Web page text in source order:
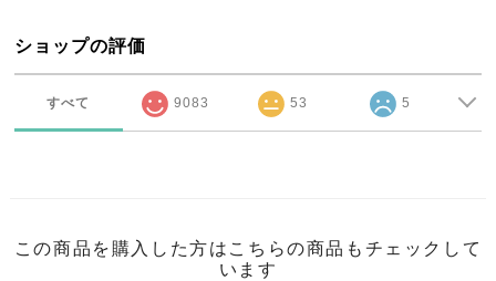
ショップの評価
すべて 9083 53 5
この商品を購入した方はこちらの商品もチェックして
います